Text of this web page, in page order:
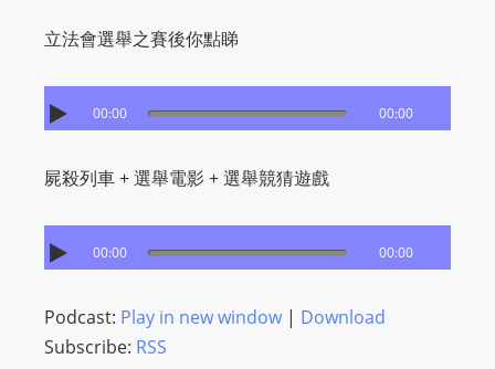
立法會選舉之賽後你點睇
00:00 00:00
屍殺列車 + 選舉電影 + 選舉競猜遊戲
00:00 00:00
Podcast: Play in new window| Download
Subscribe: RSS